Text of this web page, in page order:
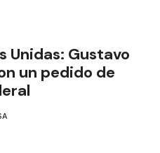
Unidas: Gustavo
un pedido de